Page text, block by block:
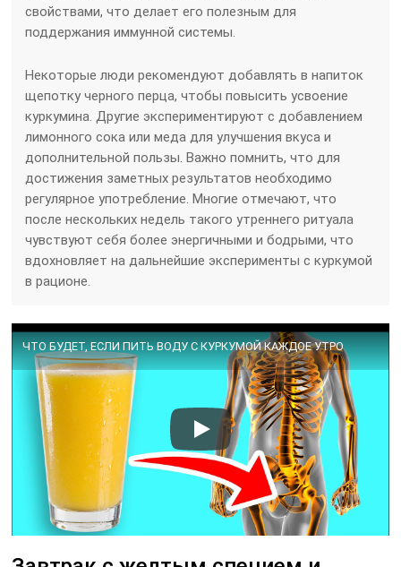
свойствами, что делает его полезным для
поддержания иммунной системы.
Некоторые люди рекомендуют добавлять в напиток
щепотку черного перца, чтобы повысить усвоение
куркумина. Другие экспериментируют с добавлением
лимонного сока или меда для улучшения вкуса и
дополнительной пользы. Важно помнить, что для
достижения заметных результатов необходимо
регулярное употребление. Многие отмечают, что
после нескольких недель такого утреннего ритуала
чувствуют себя более энергичными и бодрыми, что
вдохновляет на дальнейшие эксперименты с куркумой
в рационе.
ЧТО БУДЕТ, ЕСЛИ ПИТЬ ВОДУ С КУРКУМОЙ КАЖДОЕ УТРО